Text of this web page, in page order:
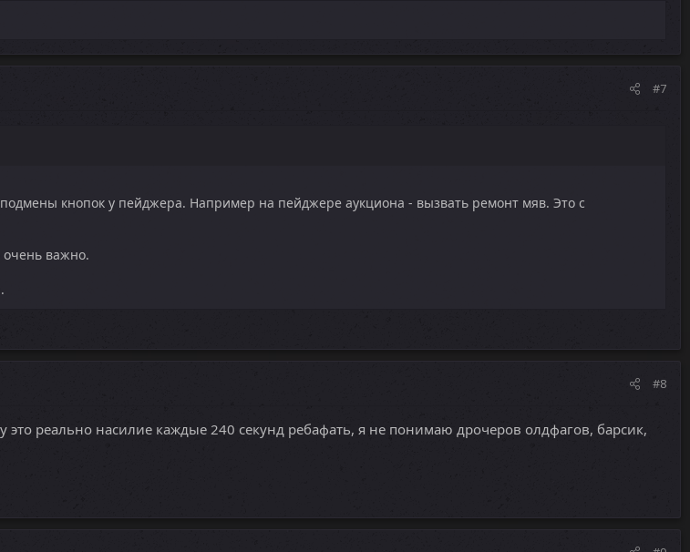
#7
кнопок у пейджера. Например на пейджере аукциона - вызвать ремонт мяв. Это с
важно.
#8
реально насилие каждые 240 секунд ребафать, я не понимаю дрочеров олдфагов, барсик,